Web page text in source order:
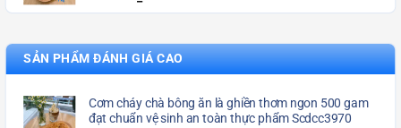
SẢN PHẨM ĐÁNH GIÁ CAO
Cơm cháy chà bông ăn là ghiền thơm ngon 500 gam
đạt chuẩn vệ sinh an toàn thực phẩm Scdcc3970